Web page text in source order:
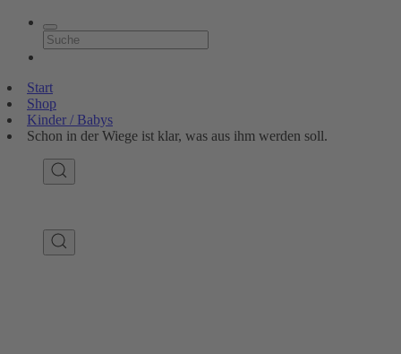
Start
Shop
Kinder / Babys
Schon in der Wiege ist klar, was aus ihm werden soll.